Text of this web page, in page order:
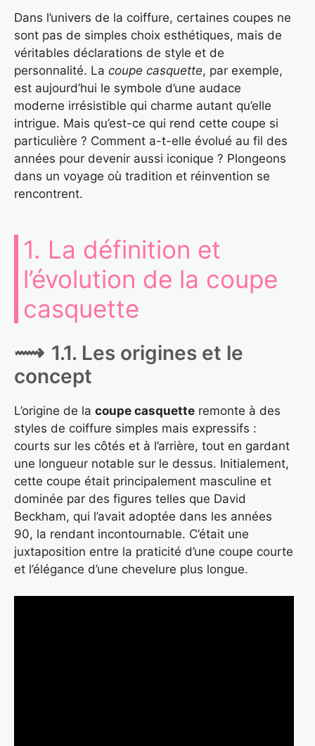
Dans l’univers de la coiffure, certaines coupes ne
sont pas de simples choix esthétiques, mais de
véritables déclarations de style et de
personnalité. La coupe casquette, par exemple,
est aujourd’hui le symbole d’une audace
moderne irrésistible qui charme autant qu’elle
intrigue. Mais qu’est-ce qui rend cette coupe si
particulière ? Comment a-t-elle évolué au fil des
années pour devenir aussi iconique ? Plongeons
dans un voyage où tradition et réinvention se
rencontrent.
1. La définition et
l’évolution de la coupe
casquette
1.1. Les origines et le
concept
L’origine de la coupe casquette remonte à des
styles de coiffure simples mais expressifs :
courts sur les côtés et à l’arrière, tout en gardant
une longueur notable sur le dessus. Initialement,
cette coupe était principalement masculine et
dominée par des figures telles que David
Beckham, qui l’avait adoptée dans les années
90, la rendant incontournable. C’était une
juxtaposition entre la praticité d’une coupe courte
et l’élégance d’une chevelure plus longue.